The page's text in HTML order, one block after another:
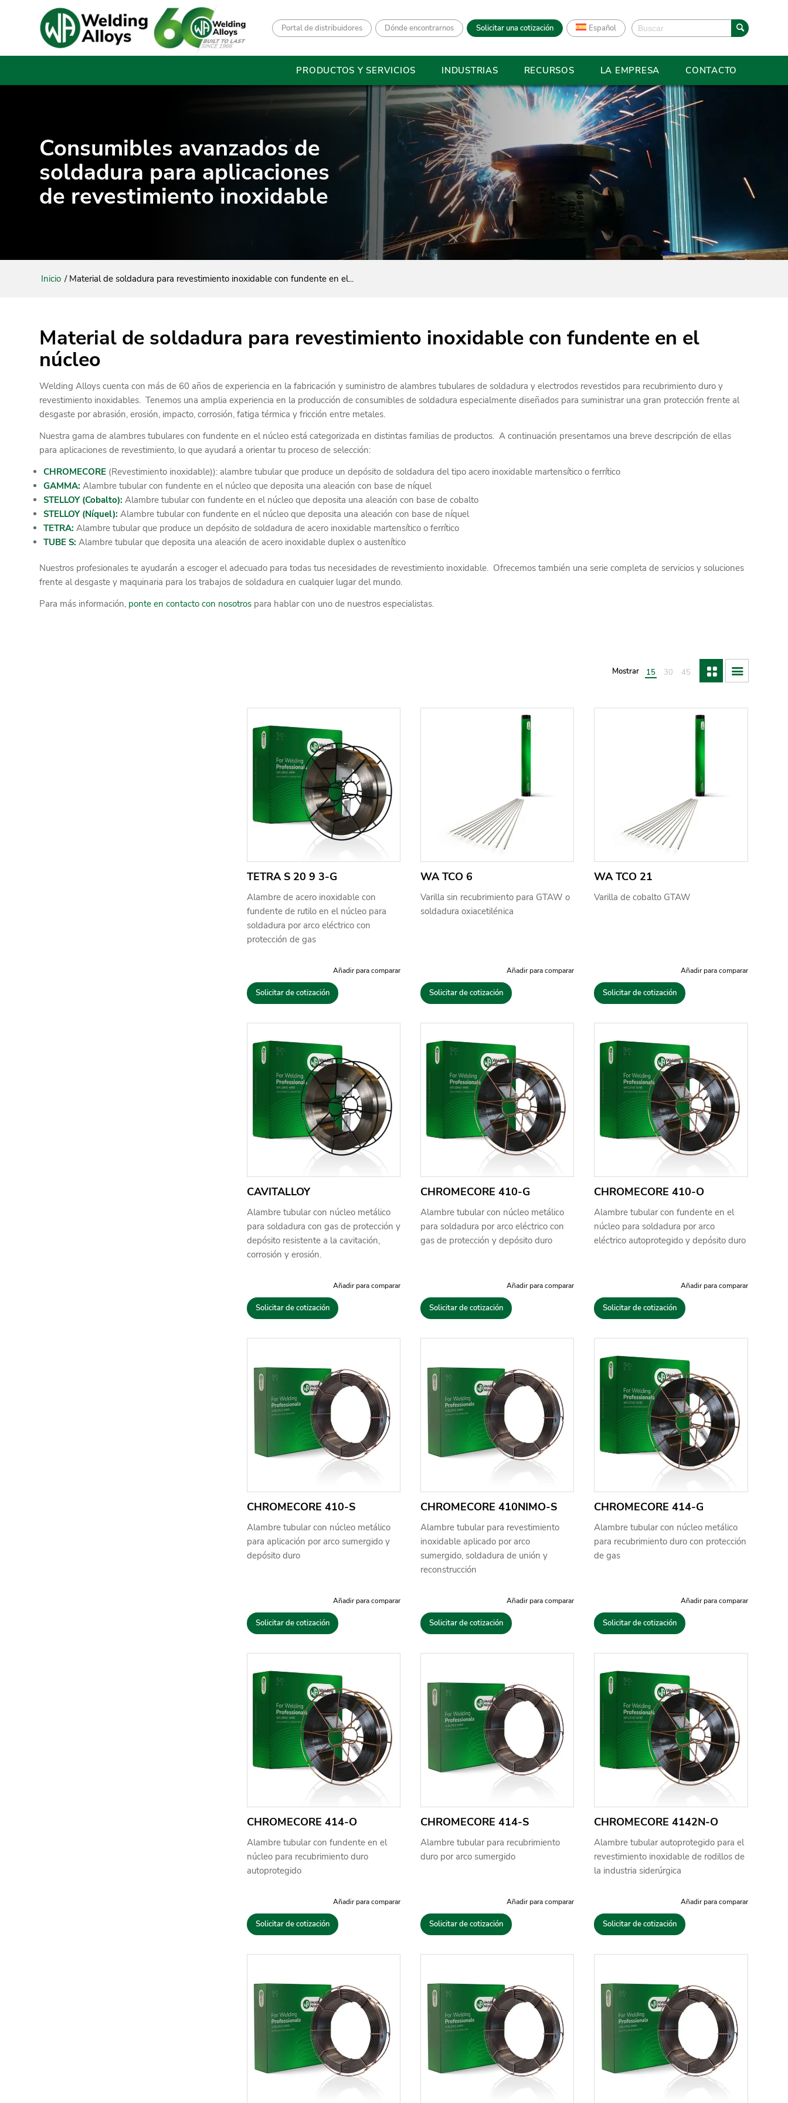
Portal de distribuidores Dónde encontrarnos Solicitar una cotización Español
PRODUCTOS Y SERVICIOS INDUSTRIAS RECURSOS LA EMPRESA CONTACTO
Consumibles avanzados de
soldadura para aplicaciones
de revestimiento inoxidable
Inicio / Material de soldadura para revestimiento inoxidable con fundente en el...
Material de soldadura para revestimiento inoxidable con fundente en el
núcleo
Welding Alloys cuenta con más de 60 años de experiencia en la fabricación y suministro de alambres tubulares de soldadura y electrodos revestidos para recubrimiento duro y
revestimiento inoxidables. Tenemos una amplia experiencia en la producción de consumibles de soldadura especialmente diseñados para suministrar una gran protección frente al
desgaste por abrasión, erosión, impacto, corrosión, fatiga térmica y fricción entre metales.
Nuestra gama de alambres tubulares con fundente en el núcleo está categorizada en distintas familias de productos. A continuación presentamos una breve descripción de ellas
para aplicaciones de revestimiento, lo que ayudará a orientar tu proceso de selección:
CHROMECORE (Revestimiento inoxidable)): alambre tubular que produce un depósito de soldadura del tipo acero inoxidable martensítico o ferrítico
GAMMA: Alambre tubular con fundente en el núcleo que deposita una aleación con base de níquel
STELLOY (Cobalto): Alambre tubular con fundente en el núcleo que deposita una aleación con base de cobalto
STELLOY (Níquel): Alambre tubular con fundente en el núcleo que deposita una aleación con base de níquel
TETRA: Alambre tubular que produce un depósito de soldadura de acero inoxidable martensítico o ferrítico
TUBE S: Alambre tubular que deposita una aleación de acero inoxidable duplex o austenítico
Nuestros profesionales te ayudarán a escoger el adecuado para todas tus necesidades de revestimiento inoxidable. Ofrecemos también una serie completa de servicios y soluciones
frente al desgaste y maquinaria para los trabajos de soldadura en cualquier lugar del mundo.
Para más información, ponte en contacto con nosotros para hablar con uno de nuestros especialistas.
Mostrar
15
30
45
página
TETRA S 20 9 3-G
Alambre de acero inoxidable con
fundente de rutilo en el núcleo para
soldadura por arco eléctrico con
protección de gas
Añadir para comparar
Solicitar de cotización
WA TCO 6
Varilla sin recubrimiento para GTAW o
soldadura oxiacetilénica
Añadir para comparar
Solicitar de cotización
WA TCO 21
Varilla de cobalto GTAW
Añadir para comparar
Solicitar de cotización
CAVITALLOY
Alambre tubular con núcleo metálico
para soldadura con gas de protección y
depósito resistente a la cavitación,
corrosión y erosión.
Añadir para comparar
Solicitar de cotización
CHROMECORE 410-G
Alambre tubular con núcleo metálico
para soldadura por arco eléctrico con
gas de protección y depósito duro
Añadir para comparar
Solicitar de cotización
CHROMECORE 410-O
Alambre tubular con fundente en el
núcleo para soldadura por arco
eléctrico autoprotegido y depósito duro
Añadir para comparar
Solicitar de cotización
CHROMECORE 410-S
Alambre tubular con núcleo metálico
para aplicación por arco sumergido y
depósito duro
Añadir para comparar
Solicitar de cotización
CHROMECORE 410NIMO-S
Alambre tubular para revestimiento
inoxidable aplicado por arco
sumergido, soldadura de unión y
reconstrucción
Añadir para comparar
Solicitar de cotización
CHROMECORE 414-G
Alambre tubular con núcleo metálico
para recubrimiento duro con protección
de gas
Añadir para comparar
Solicitar de cotización
CHROMECORE 414-O
Alambre tubular con fundente en el
núcleo para recubrimiento duro
autoprotegido
Añadir para comparar
Solicitar de cotización
CHROMECORE 414-S
Alambre tubular para recubrimiento
duro por arco sumergido
Añadir para comparar
Solicitar de cotización
CHROMECORE 4142N-O
Alambre tubular autoprotegido para el
revestimiento inoxidable de rodillos de
la industria siderúrgica
Añadir para comparar
Solicitar de cotización